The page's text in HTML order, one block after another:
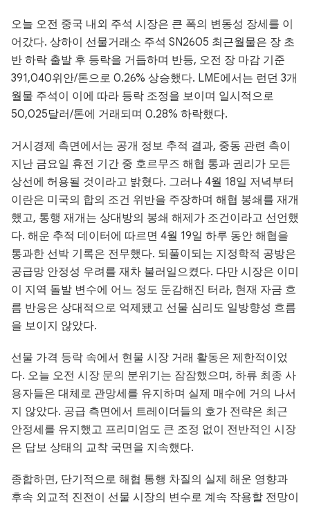
오늘 오전 중국 내외 주석 시장은 큰 폭의 변동성 장세를 이
어갔다. 상하이 선물거래소 주석 SN2605 최근월물은 장 초
반 하락 출발 후 등락을 거듭하며 반등, 오전 장 마감 기준
391,040위안/톤으로 0.26% 상승했다. LME에서는 런던 3개
월물 주석이 이에 따라 등락 조정을 보이며 일시적으로
50,025달러/톤에 거래되며 0.28% 하락했다.
거시경제 측면에서는 공개 정보 추적 결과, 중동 관련 측이
지난 금요일 휴전 기간 중 호르무즈 해협 통과 권리가 모든
상선에 허용될 것이라고 밝혔다. 그러나 4월 18일 저녁부터
이란은 미국의 합의 조건 위반을 주장하며 해협 봉쇄를 재개
했고, 통행 재개는 상대방의 봉쇄 해제가 조건이라고 선언했
다. 해운 추적 데이터에 따르면 4월 19일 하루 동안 해협을
통과한 선박 기록은 전무했다. 되풀이되는 지정학적 공방은
공급망 안정성 우려를 재차 불러일으켰다. 다만 시장은 이미
이 지역 돌발 변수에 어느 정도 둔감해진 터라, 현재 자금 흐
름 반응은 상대적으로 억제됐고 선물 심리도 일방향성 흐름
을 보이지 않았다.
선물 가격 등락 속에서 현물 시장 거래 활동은 제한적이었
다. 오늘 오전 시장 문의 분위기는 잠잠했으며, 하류 최종 사
용자들은 대체로 관망세를 유지하며 실제 매수에 거의 나서
지 않았다. 공급 측면에서 트레이더들의 호가 전략은 최근
안정세를 유지했고 프리미엄도 큰 조정 없이 전반적인 시장
은 답보 상태의 교착 국면을 지속했다.
종합하면, 단기적으로 해협 통행 차질의 실제 해운 영향과
후속 외교적 진전이 선물 시장의 변수로 계속 작용할 전망이